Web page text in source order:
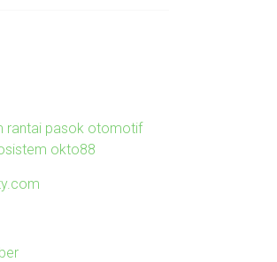
rantai pasok otomotif
okto88